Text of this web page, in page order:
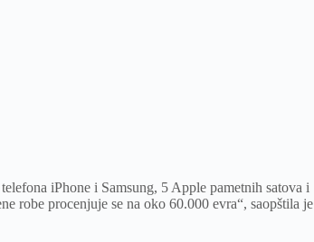
iPhone i Samsung, 5 Apple pametnih satova i
robe procenjuje se na oko 60.000 evra“, saopštila je